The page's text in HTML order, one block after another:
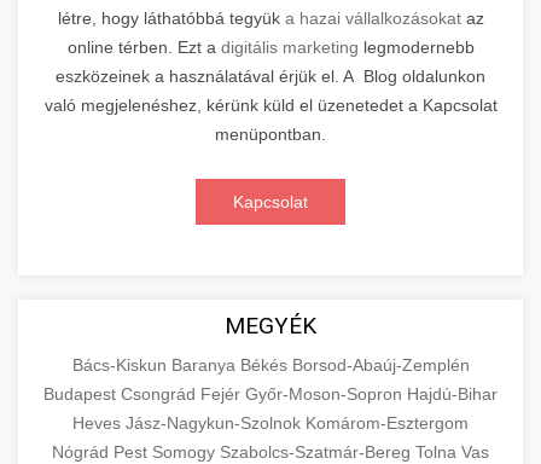
létre, hogy láthatóbbá tegyük a hazai vállalkozásokataz
online térben. Ezt a digitális marketing legmodernebb
eszközeinek a használatával érjük el. A Blog oldalunkon
való megjelenéshez, kérünk küld el üzenetedet a Kapcsolat
menüpontban.
Kapcsolat
MEGYÉK
Bács-Kiskun Baranya Békés Borsod-Abaúj-Zemplén
Budapest Csongrád Fejér Győr-Moson-Sopron Hajdú-Bihar
Heves Jász-Nagykun-Szolnok Komárom-Esztergom
Nógrád Pest Somogy Szabolcs-Szatmár-Bereg Tolna Vas